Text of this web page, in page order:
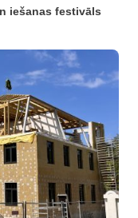
iešanas festivāls